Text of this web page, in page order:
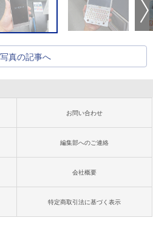
真の記事へ
お問い合わせ
編集部へのご連絡
会社概要
特定商取引法に基づく表示